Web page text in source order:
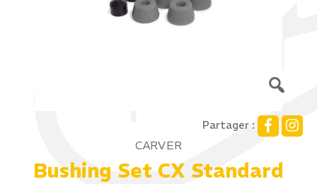
Partager :
CARVER
Bushing Set CX Standard